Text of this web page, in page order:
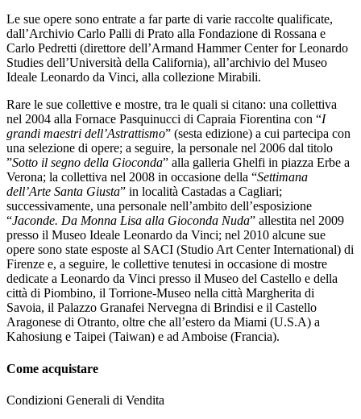
Le sue opere sono entrate a far parte di varie raccolte qualificate,
dall’Archivio Carlo Palli di Prato alla Fondazione di Rossana e
Carlo Pedretti (direttore dell’Armand Hammer Center for Leonardo
Studies dell’Università della California), all’archivio del Museo
Ideale Leonardo da Vinci, alla collezione Mirabili.
Rare le sue collettive e mostre, tra le quali si citano: una collettiva
nel 2004 alla Fornace Pasquinucci di Capraia Fiorentina con “I
grandi maestri dell’Astrattismo” (sesta edizione) a cui partecipa con
una selezione di opere; a seguire, la personale nel 2006 dal titolo
”Sotto il segno della Gioconda” alla galleria Ghelfi in piazza Erbe a
Verona; la collettiva nel 2008 in occasione della “Settimana
dell’Arte Santa Giusta” in località Castadas a Cagliari;
successivamente, una personale nell’ambito dell’esposizione
“Jaconde. Da Monna Lisa alla Gioconda Nuda” allestita nel 2009
presso il Museo Ideale Leonardo da Vinci; nel 2010 alcune sue
opere sono state esposte al SACI (Studio Art Center International) di
Firenze e, a seguire, le collettive tenutesi in occasione di mostre
dedicate a Leonardo da Vinci presso il Museo del Castello e della
città di Piombino, il Torrione-Museo nella città Margherita di
Savoia, il Palazzo Granafei Nervegna di Brindisi e il Castello
Aragonese di Otranto, oltre che all’estero da Miami (U.S.A) a
Kahosiung e Taipei (Taiwan) e ad Amboise (Francia).
Come acquistare
Condizioni Generali di Vendita